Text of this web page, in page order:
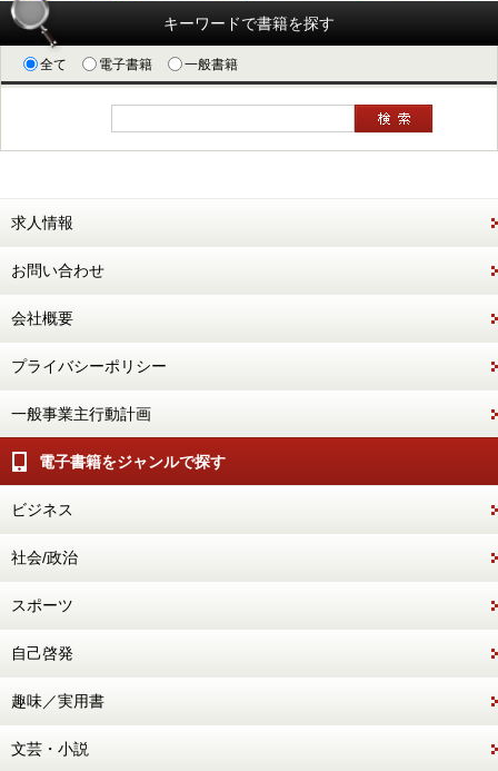
キーワードで書籍を探す
全て 電子書籍 一般書籍
求人情報
お問い合わせ
会社概要
プライバシーポリシー
一般事業主行動計画
電子書籍をジャンルで探す
ビジネス
社会/政治
スポーツ
自己啓発
趣味／実用書
文芸・小説